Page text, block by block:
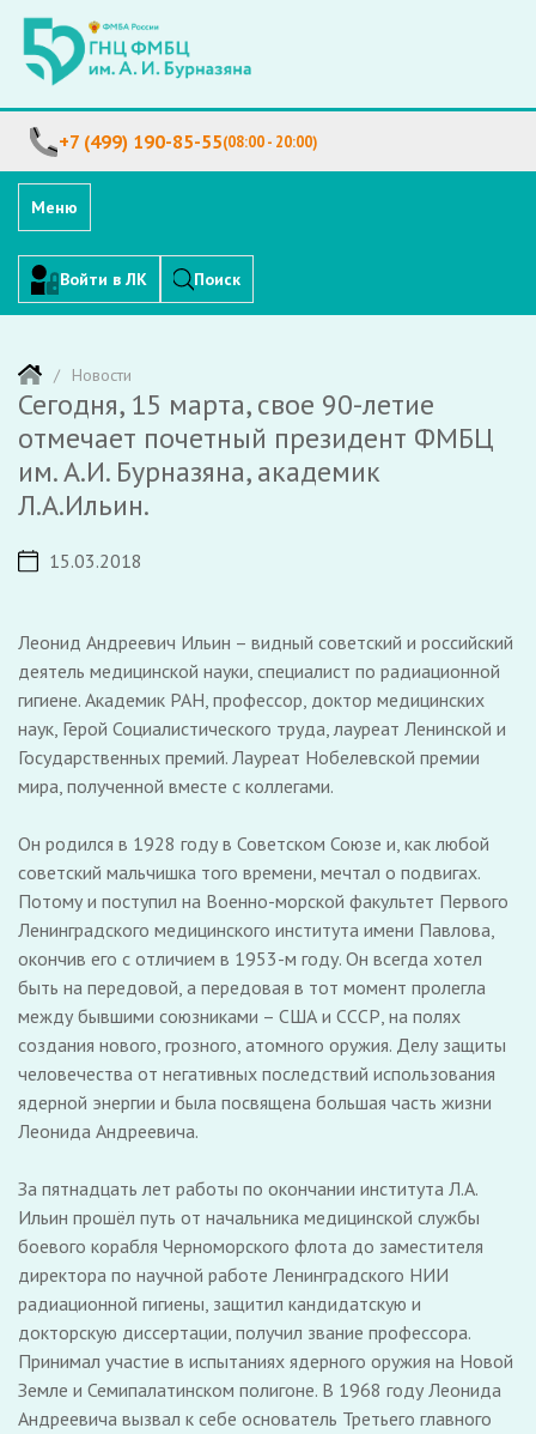
+7 (499) 190-85-55(08:00 - 20:00)
Меню
Войти в ЛК Поиск
Новости
Сегодня, 15 марта, свое 90-летие
отмечает почетный президент ФМБЦ
им. А.И. Бурназяна, академик
Л.А.Ильин.
15.03.2018
Леонид Андреевич Ильин – видный советский и российский
деятель медицинской науки, специалист по радиационной
гигиене. Академик РАН, профессор, доктор медицинских
наук, Герой Социалистического труда, лауреат Ленинской и
Государственных премий. Лауреат Нобелевской премии
мира, полученной вместе с коллегами.
Он родился в 1928 году в Советском Союзе и, как любой
советский мальчишка того времени, мечтал о подвигах.
Потому и поступил на Военно-морской факультет Первого
Ленинградского медицинского института имени Павлова,
окончив его с отличием в 1953-м году. Он всегда хотел
быть на передовой, а передовая в тот момент пролегла
между бывшими союзниками – США и СССР, на полях
создания нового, грозного, атомного оружия. Делу защиты
человечества от негативных последствий использования
ядерной энергии и была посвящена большая часть жизни
Леонида Андреевича.
За пятнадцать лет работы по окончании института Л.А.
Ильин прошёл путь от начальника медицинской службы
боевого корабля Черноморского флота до заместителя
директора по научной работе Ленинградского НИИ
радиационной гигиены, защитил кандидатскую и
докторскую диссертации, получил звание профессора.
Принимал участие в испытаниях ядерного оружия на Новой
Земле и Семипалатинском полигоне. В 1968 году Леонида
Андреевича вызвал к себе основатель Третьего главного